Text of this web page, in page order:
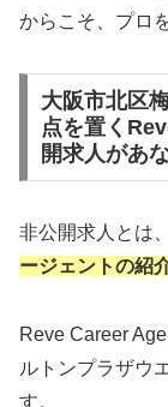
からこそ、プロ
大阪市北区
点を置く
開求人があ
非公開求人とは
ージェントの紹
Reve Career
ルトンプラザウ
す。